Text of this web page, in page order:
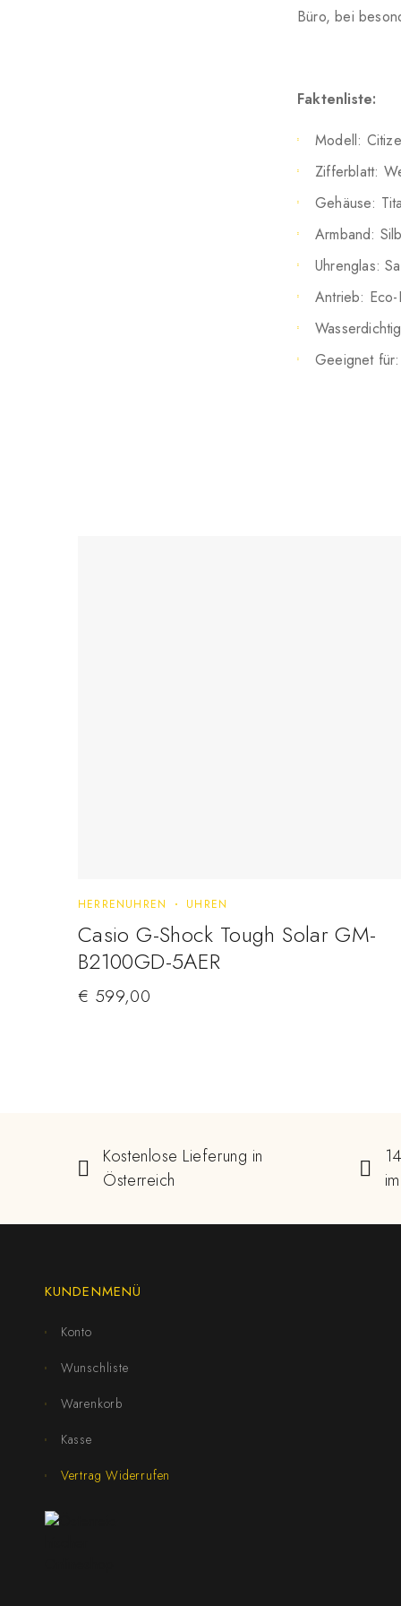
Büro, bei
Faktenliste:
Modell:
Zifferblatt:
Gehäuse:
Armband:
Uhrenglas:
Antrieb:
Geeignet
HERRENUHREN UHREN
Casio G-Shock Tough Solar GM-
B2100GD-5AER
€ 599,00
Kostenlose Lieferung in
Österreich
KUNDENMENÜ
Konto
Wunschliste
Warenkorb
Kasse
Vertrag Widerrufen